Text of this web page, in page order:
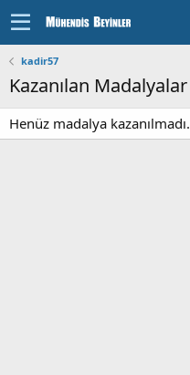
kadir57
Kazanılan Madalyalar
Henüz madalya kazanılmadı.